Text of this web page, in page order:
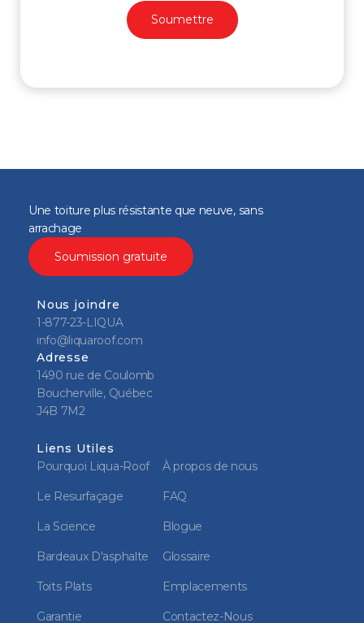
Une toiture plus résistante que neuve, sans
arrachage
Soumission gratuite
Nous joindre
1-877-23-LIQUA
info@liquaroof.com
Adresse
1490 rue de Coulomb
Boucherville, Québec
J4B 7M2
Liens Utiles
Pourquoi Liqua-Roof
À propos de nous
Le Resurfaçage FAQ
La Science Blogue
Bardeaux D'asphalte Glossaire
Toits Plats Emplacements
Garantie Contactez-Nous